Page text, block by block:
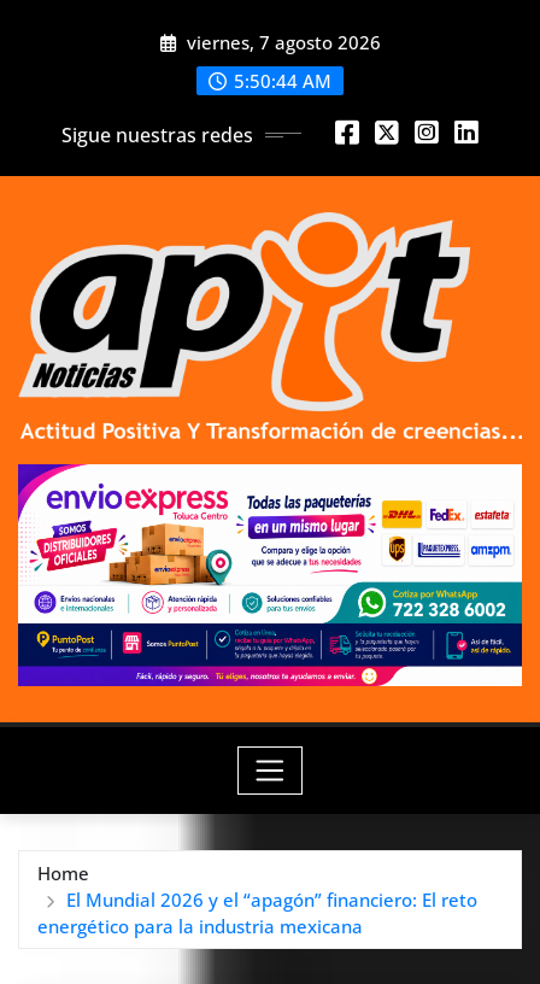
viernes, 7 agosto 2026
5:50:46 AM
Sigue nuestras redes
Home
El Mundial 2026 y el “apagón” financiero: El reto
energético para la industria mexicana